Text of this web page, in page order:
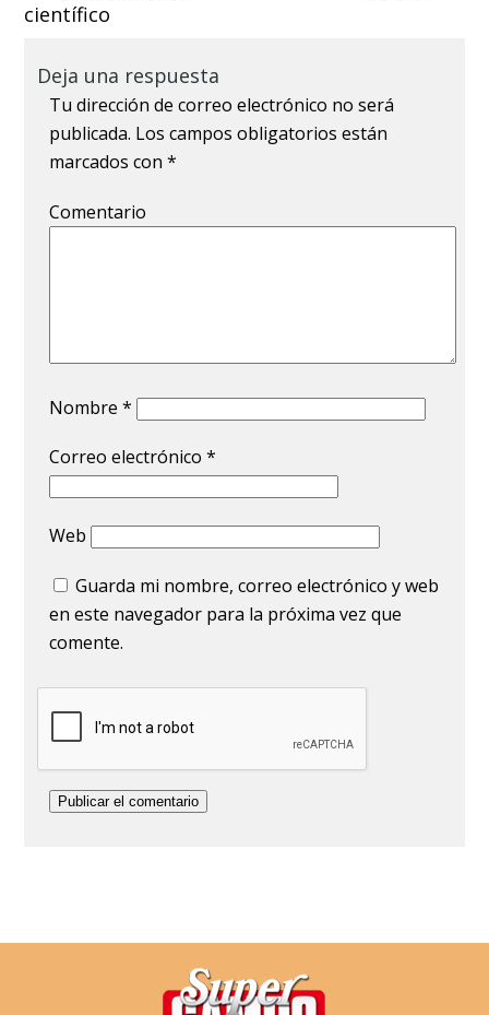
científico
Deja una respuesta
Tu dirección de correo electrónico no será
publicada. Los campos obligatorios están
marcados con*
Comentario
Nombre*
Correo electrónico*
Web
Guarda mi nombre, correo electrónico y web
en este navegador para la próxima vez que
comente.